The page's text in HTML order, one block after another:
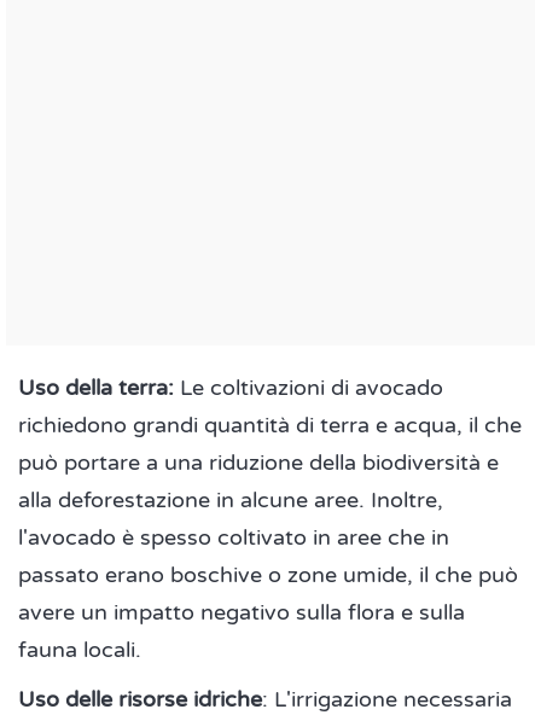
Uso della terra: Le coltivazioni di avocado
richiedono grandi quantità di terra e acqua, il che
può portare a una riduzione della biodiversità e
alla deforestazione in alcune aree. Inoltre,
l'avocado è spesso coltivato in aree che in
passato erano boschive o zone umide, il che può
avere un impatto negativo sulla flora e sulla
fauna locali.
Uso delle risorse idriche: L'irrigazione necessaria